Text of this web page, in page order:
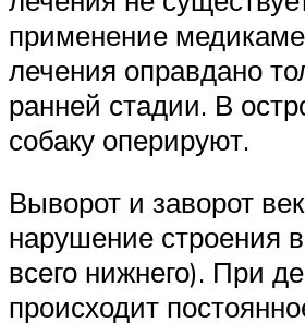
применение
лечения оправдано
ранней стадии. В
собаку оперируют.
Выворот и заворот
нарушение строения
всего нижнего). При
происходит